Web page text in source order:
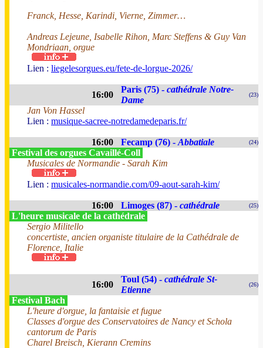
Franck, Hesse, Karindi, Vierne, Zimmer…
Andreas Lejeune, Isabelle Rihon, Marc Steffens & Guy Van
Mondriaan, orgue
Lien : liegelesorgues.eu/fete-de-lorgue-2026/
16:00
Paris (75) - cathédrale Notre-
Dame
(23)
Jan Von Hassel
Lien : musique-sacree-notredamedeparis.fr/
16:00 Fecamp (76) - Abbatiale (24)
Festival des orgues Cavaillé-Coll
Musicales de Normandie - Sarah Kim
Lien : musicales-normandie.com/09-aout-sarah-kim/
16:00 Limoges (87) - cathédrale (25)
L'heure musicale de la cathédrale
Sergio Militello
concertiste, ancien organiste titulaire de la Cathédrale de
Florence, Italie
16:00
Toul (54) - cathédrale St-
Etienne
(26)
Festival Bach
L'heure d'orgue, la fantaisie et fugue
Classes d'orgue des Conservatoires de Nancy et Schola
cantorum de Paris
Charel Breisch, Kierann Cremins